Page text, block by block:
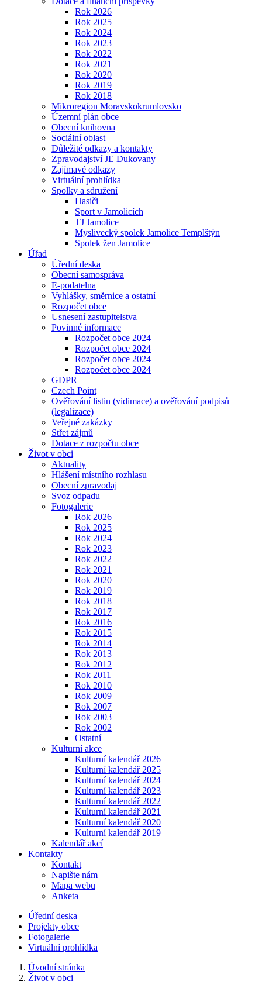
Rok 2026
Rok 2025
Rok 2024
Rok 2023
Rok 2022
Rok 2021
Rok 2020
Rok 2019
Rok 2018
Mikroregion Moravskokrumlovsko
Územní plán obce
Obecní knihovna
Sociální oblast
Důležité odkazy a kontakty
Zpravodajství JE Dukovany
Zajímavé odkazy
Virtuální prohlídka
Spolky a sdružení
Hasiči
Sport v Jamolicích
TJ Jamolice
Myslivecký spolek Jamolice Templštýn
Spolek žen Jamolice
Úřad
Úřední deska
Obecní samospráva
E-podatelna
Vyhlášky, směrnice a ostatní
Rozpočet obce
Usnesení zastupitelstva
Povinné informace
Rozpočet obce 2024
Rozpočet obce 2024
Rozpočet obce 2024
Rozpočet obce 2024
GDPR
Czech Point
Ověřování listin (vidimace) a ověřování podpisů
(legalizace)
Veřejné zakázky
Střet zájmů
Dotace z rozpočtu obce
Život v obci
Aktuality
Hlášení místního rozhlasu
Obecní zpravodaj
Svoz odpadu
Fotogalerie
Rok 2026
Rok 2025
Rok 2024
Rok 2023
Rok 2022
Rok 2021
Rok 2020
Rok 2019
Rok 2018
Rok 2017
Rok 2016
Rok 2015
Rok 2014
Rok 2013
Rok 2012
Rok 2011
Rok 2010
Rok 2009
Rok 2007
Rok 2003
Rok 2002
Ostatní
Kulturní akce
Kulturní kalendář 2026
Kulturní kalendář 2025
Kulturní kalendář 2024
Kulturní kalendář 2023
Kulturní kalendář 2022
Kulturní kalendář 2021
Kulturní kalendář 2020
Kulturní kalendář 2019
Kalendář akcí
Kontakty
Kontakt
Napište nám
Mapa webu
Anketa
Úřední deska
Projekty obce
Fotogalerie
Virtuální prohlídka
Úvodní stránka
Život v obci